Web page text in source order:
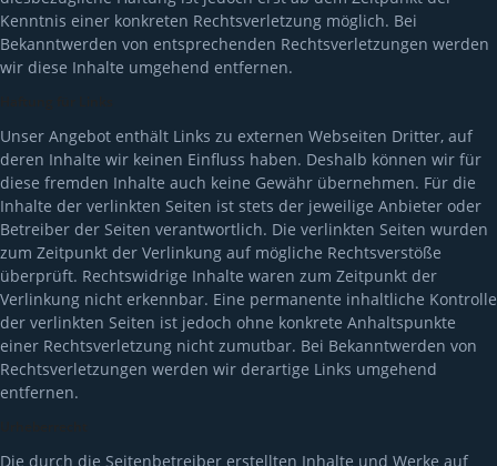
Kenntnis einer konkreten Rechtsverletzung möglich. Bei
Bekanntwerden von entsprechenden Rechtsverletzungen werden
wir diese Inhalte umgehend entfernen.
Unser Angebot enthält Links zu externen Webseiten Dritter, auf
deren Inhalte wir keinen Einfluss haben. Deshalb können wir für
diese fremden Inhalte auch keine Gewähr übernehmen. Für die
Inhalte der verlinkten Seiten ist stets der jeweilige Anbieter oder
Betreiber der Seiten verantwortlich. Die verlinkten Seiten wurden
zum Zeitpunkt der Verlinkung auf mögliche Rechtsverstöße
überprüft. Rechtswidrige Inhalte waren zum Zeitpunkt der
Verlinkung nicht erkennbar. Eine permanente inhaltliche Kontrolle
der verlinkten Seiten ist jedoch ohne konkrete Anhaltspunkte
einer Rechtsverletzung nicht zumutbar. Bei Bekanntwerden von
Rechtsverletzungen werden wir derartige Links umgehend
entfernen.
Die durch die Seitenbetreiber erstellten Inhalte und Werke auf